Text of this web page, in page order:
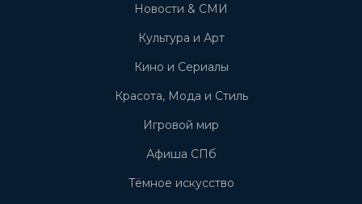
Новости & СМИ
Культура и Арт
Кино и Сериалы
Красота, Мода и Стиль
Игровой мир
Афиша СПб
Тёмное искусство